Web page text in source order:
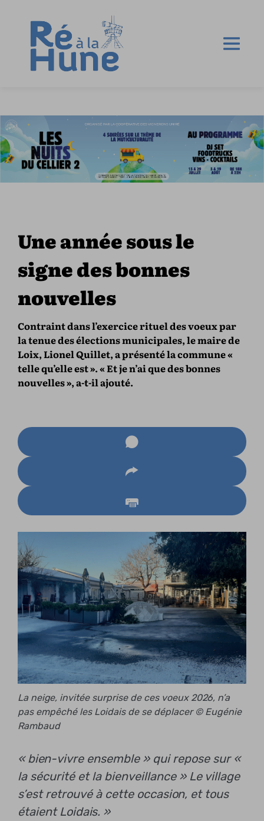
Une année sous le
signe des bonnes
nouvelles
Contraint dans l’exercice rituel des voeux par
la tenue des élections municipales, le maire de
Loix, Lionel Quillet, a présenté la commune «
telle qu’elle est ». « Et je n’ai que des bonnes
nouvelles », a-t-il ajouté.
La neige, invitée surprise de ces voeux 2026, n’a
pas empêché les Loidais de se déplacer © Eugénie
Rambaud
« bien-vivre ensemble » qui repose sur «
la sécurité et la bienveillance »Le village
s’est retrouvé à cette occasion, et tous
étaient Loidais. »